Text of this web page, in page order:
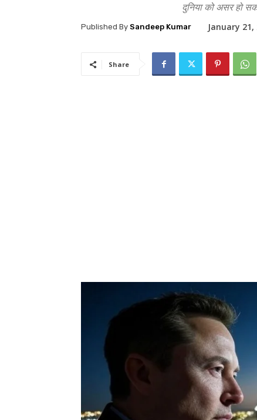
दुनिया को असर हो
Published By Sandeep Kumar January 21,
Share